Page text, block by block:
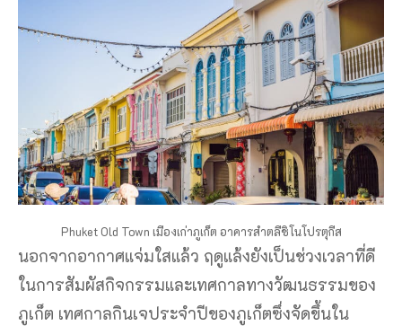
Phuket Old Town เมืองเก่าภูเก็ต อาคารสำตลืชิโนโปรตุกีส
นอกจากอากาศแจ่มใสแล้ว ฤดูแล้งยังเป็นช่วงเวลาที่ดี
ในการสัมผัสกิจกรรมและเทศกาลทางวัฒนธรรมของ
ภูเก็ต เทศกาลกินเจประจำปีของภูเก็ตซึ่งจัดขึ้นใน